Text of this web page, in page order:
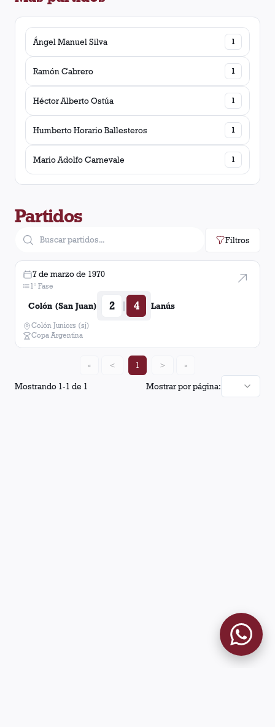
Ángel Manuel Silva 1
Ramón Cabrero 1
Héctor Alberto Ostúa 1
Humberto Horario Ballesteros 1
Mario Adolfo Carnevale 1
Partidos
Filtros
7 de marzo de 1970
1° Fase
Colón (San Juan) 2 | 4 Lanús
Colón Juniors (sj)
Copa Argentina
Mostrando 1-1 de 1 Mostrar por página:
« < 1 > »